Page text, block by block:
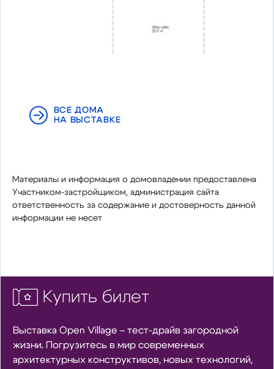
ВСЕ ДОМА
НА ВЫСТАВКЕ
Материалы и информация о домовладении предоставлена
Участником-застройщиком, администрация сайта
ответственность за содержание и достоверность данной
информации не несет
Купить билет
Выставка Open Village – тест-драйв загородной
жизни. Погрузитесь в мир современных
архитектурных конструктивов, новых технологий,